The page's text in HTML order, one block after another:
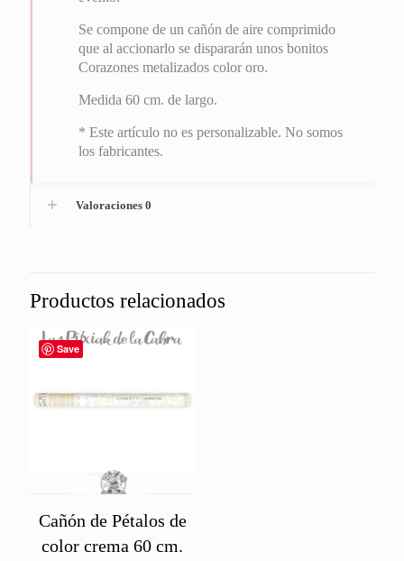
Se compone de un cañón de aire comprimido
que al accionarlo se dispararán unos bonitos
Corazones metalizados color oro.
Medida 60 cm. de largo.
* Este artículo no es personalizable. No somos
los fabricantes.
Valoraciones 0
Productos relacionados
Save
Cañón de Pétalos de
color crema 60 cm.